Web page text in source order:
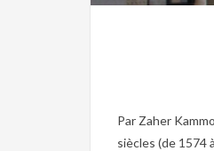
Par Zaher
siècles (de 1574